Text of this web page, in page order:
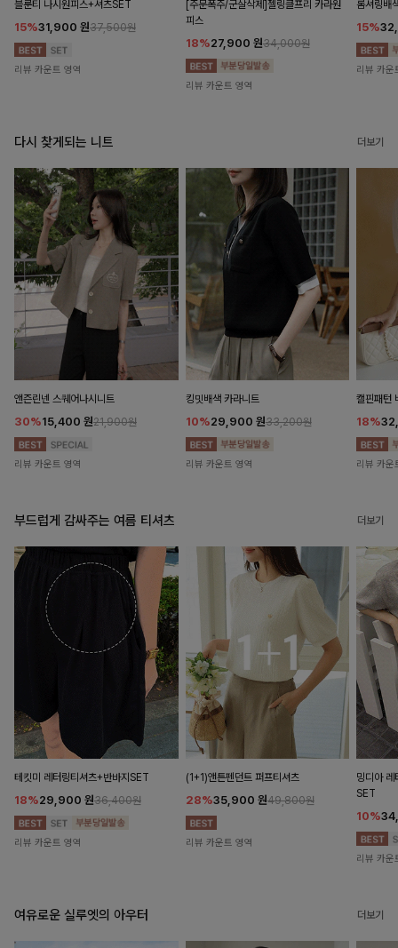
블룬티 나시원피스+셔츠SET
15%31,900 원37,500원
리뷰 카운트 영역
[주문폭주/군살삭제]젤링클프리 카라원
피스
18%27,900 원34,000원
리뷰 카운트 영역
롬셔링배
15%
리뷰 카운
다시 찾게되는 니트 더보기
앤즌린넨 스퀘어나시니트
30%15,400 원21,900원
리뷰 카운트 영역
킹밋배색 카라니트
10%29,900 원33,200원
리뷰 카운트 영역
캘핀패턴
18%
리뷰 카운
부드럽게 감싸주는 여름 티셔츠 더보기
테킷미 레터링티셔츠+반바지SET
18%29,900 원36,400원
리뷰 카운트 영역
(1+1)앤튼펜던트 퍼프티셔츠
28%35,900 원49,800원
리뷰 카운트 영역
밍디아 레
SET
10%
리뷰 카운
여유로운 실루엣의 아우터 더보기